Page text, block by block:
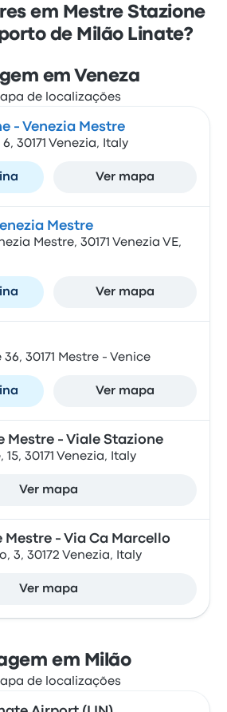
em Mestre Stazione
de Milão Linate?
em Veneza
- Venezia Mestre
30171 Venezia, Italy
Ver mapa
Mestre
Mestre, 30171 Venezia VE,
Ver mapa
30171 Mestre - Venice
Ver mapa
Mestre - Viale Stazione
30171 Venezia, Italy
Ver mapa
- Via Ca Marcello
3, 30172 Venezia, Italy
Ver mapa
em Milão